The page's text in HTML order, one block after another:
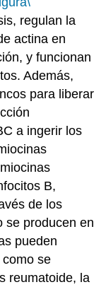
regulan la
actina en
y funcionan
Además,
para liberar
a ingerir los
B,
de los
se producen en
pueden
se
reumatoide, la